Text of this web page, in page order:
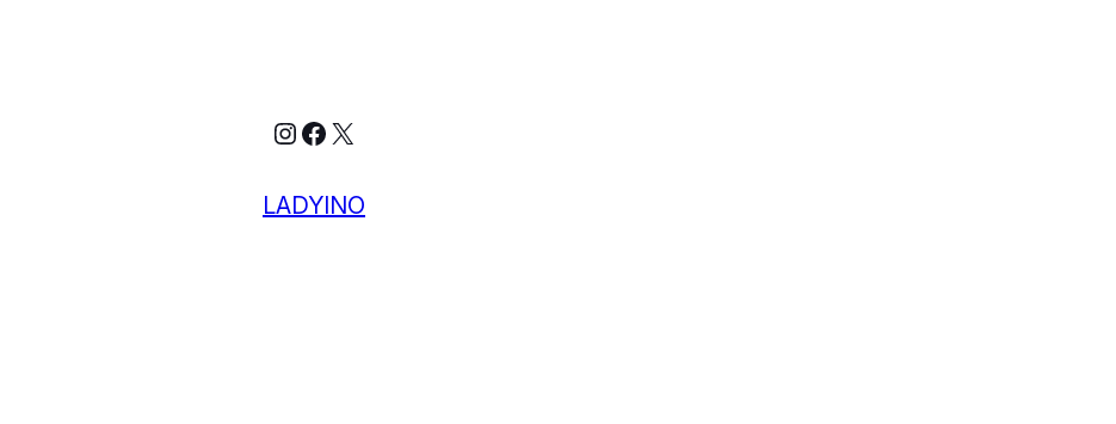
Instagram
Facebook
X
LADYINO